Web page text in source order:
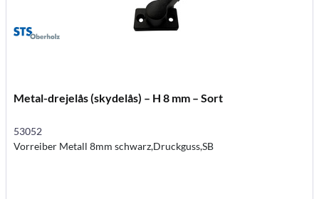
Metal-drejelås (skydelås) – H 8 mm – Sort
53052
Vorreiber Metall 8mm schwarz,Druckguss,SB